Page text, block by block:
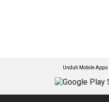
Unduh Mobile Apps